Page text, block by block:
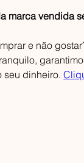
marca vendida
e não
seu dinheiro.